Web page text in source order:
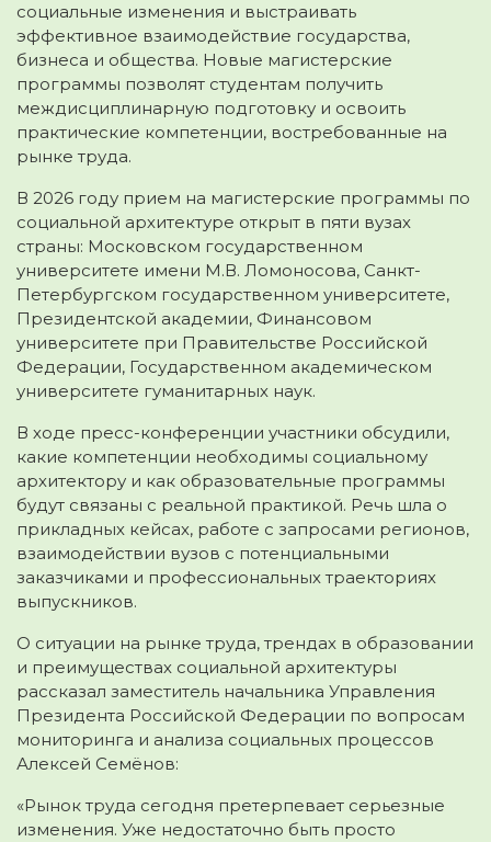
социальные изменения и выстраивать
эффективное взаимодействие государства,
бизнеса и общества. Новые магистерские
программы позволят студентам получить
междисциплинарную подготовку и освоить
практические компетенции, востребованные на
рынке труда.
В 2026 году прием на магистерские программы по
социальной архитектуре открыт в пяти вузах
страны: Московском государственном
университете имени М.В. Ломоносова, Санкт-
Петербургском государственном университете,
Президентской академии, Финансовом
университете при Правительстве Российской
Федерации, Государственном академическом
университете гуманитарных наук.
В ходе пресс-конференции участники обсудили,
какие компетенции необходимы социальному
архитектору и как образовательные программы
будут связаны с реальной практикой. Речь шла о
прикладных кейсах, работе с запросами регионов,
взаимодействии вузов с потенциальными
заказчиками и профессиональных траекториях
выпускников.
О ситуации на рынке труда, трендах в образовании
и преимуществах социальной архитектуры
рассказал заместитель начальника Управления
Президента Российской Федерации по вопросам
мониторинга и анализа социальных процессов
Алексей Семёнов:
«Рынок труда сегодня претерпевает серьезные
изменения. Уже недостаточно быть просто